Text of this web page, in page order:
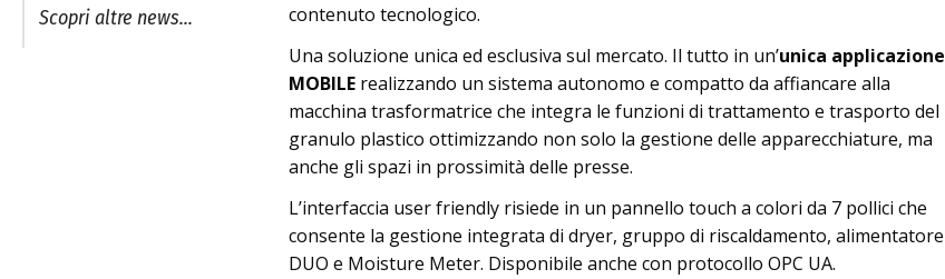
contenuto tecnologico.
Una soluzione unica ed esclusiva sul mercato. Il tutto in un’unica applicazione
MOBILE realizzando un sistema autonomo e compatto da affiancare alla
macchina trasformatrice che integra le funzioni di trattamento e trasporto del
granulo plastico ottimizzando non solo la gestione delle apparecchiature, ma
anche gli spazi in prossimità delle presse.
L’interfaccia user friendly risiede in un pannello touch a colori da 7 pollici che
consente la gestione integrata di dryer, gruppo di riscaldamento, alimentatore
DUO e Moisture Meter. Disponibile anche con protocollo OPC UA.
Scopri altre news...